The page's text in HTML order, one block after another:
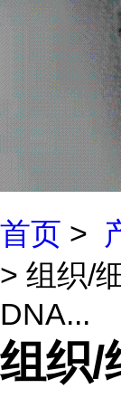
首页 >
> 组织/
DNA...
组织/